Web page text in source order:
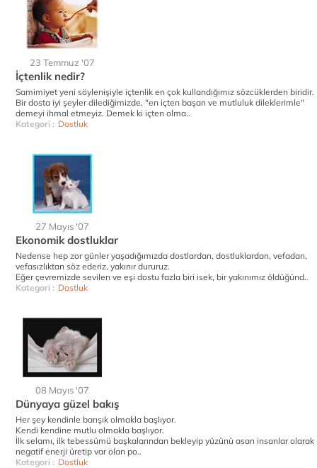
23 Temmuz '07
İçtenlik nedir?
Samimiyet yeni söylenişiyle içtenlik en çok kullandığımız sözcüklerden biridir.
Bir dosta iyi şeyler dilediğimizde, "en içten başarı ve mutluluk dileklerimle"
demeyi ihmal etmeyiz. Demek ki içten olma..
Kategori : Dostluk
27 Mayıs '07
Ekonomik dostluklar
Nedense hep zor günler yaşadığımızda dostlardan, dostluklardan, vefadan,
vefasızlıktan söz ederiz, yakınır dururuz.
Eğer çevremizde sevilen ve eşi dostu fazla biri isek, bir yakınımız öldüğünd..
Kategori : Dostluk
08 Mayıs '07
Dünyaya güzel bakış
Her şey kendinle barışık olmakla başlıyor.
Kendi kendine mutlu olmakla başlıyor.
İlk selamı, ilk tebessümü başkalarından bekleyip yüzünü asan insanlar olarak
negatif enerji üretip var olan po..
Kategori : Dostluk